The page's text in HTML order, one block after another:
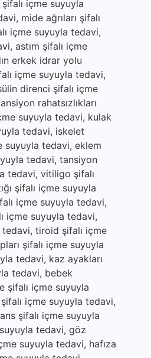
içme suyuyla
mide ağrıları şifalı
içme suyuyla tedavi,
astım şifalı içme
erkek idrar yolu
içme suyuyla tedavi,
direnci şifalı içme
rahatsızlıkları
suyuyla tedavi, kulak
tedavi, iskelet
suyuyla tedavi, eklem
tedavi, tansiyon
tedavi, vitiligo şifalı
şifalı içme suyuyla
içme suyuyla tedavi,
içme suyuyla tedavi,
tedavi, tiroid şifalı içme
şifalı içme suyuyla
tedavi, kaz ayakları
tedavi, bebek
şifalı içme suyuyla
içme suyuyla tedavi,
şifalı içme suyuyla
tedavi, göz
suyuyla tedavi, hafıza